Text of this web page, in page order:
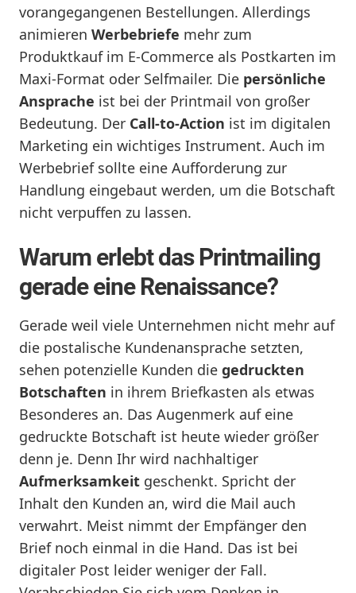
vorangegangenen Bestellungen. Allerdings
animieren Werbebriefe mehr zum
Produktkauf im E-Commerce als Postkarten im
Maxi-Format oder Selfmailer. Die persönliche
Ansprache ist bei der Printmail von großer
Bedeutung. Der Call-to-Action ist im digitalen
Marketing ein wichtiges Instrument. Auch im
Werbebrief sollte eine Aufforderung zur
Handlung eingebaut werden, um die Botschaft
nicht verpuffen zu lassen.
Warum erlebt das Printmailing
gerade eine Renaissance?
Gerade weil viele Unternehmen nicht mehr auf
die postalische Kundenansprache setzten,
sehen potenzielle Kunden die gedruckten
Botschaften in ihrem Briefkasten als etwas
Besonderes an. Das Augenmerk auf eine
gedruckte Botschaft ist heute wieder größer
denn je. Denn Ihr wird nachhaltiger
Aufmerksamkeit geschenkt. Spricht der
Inhalt den Kunden an, wird die Mail auch
verwahrt. Meist nimmt der Empfänger den
Brief noch einmal in die Hand. Das ist bei
digitaler Post leider weniger der Fall.